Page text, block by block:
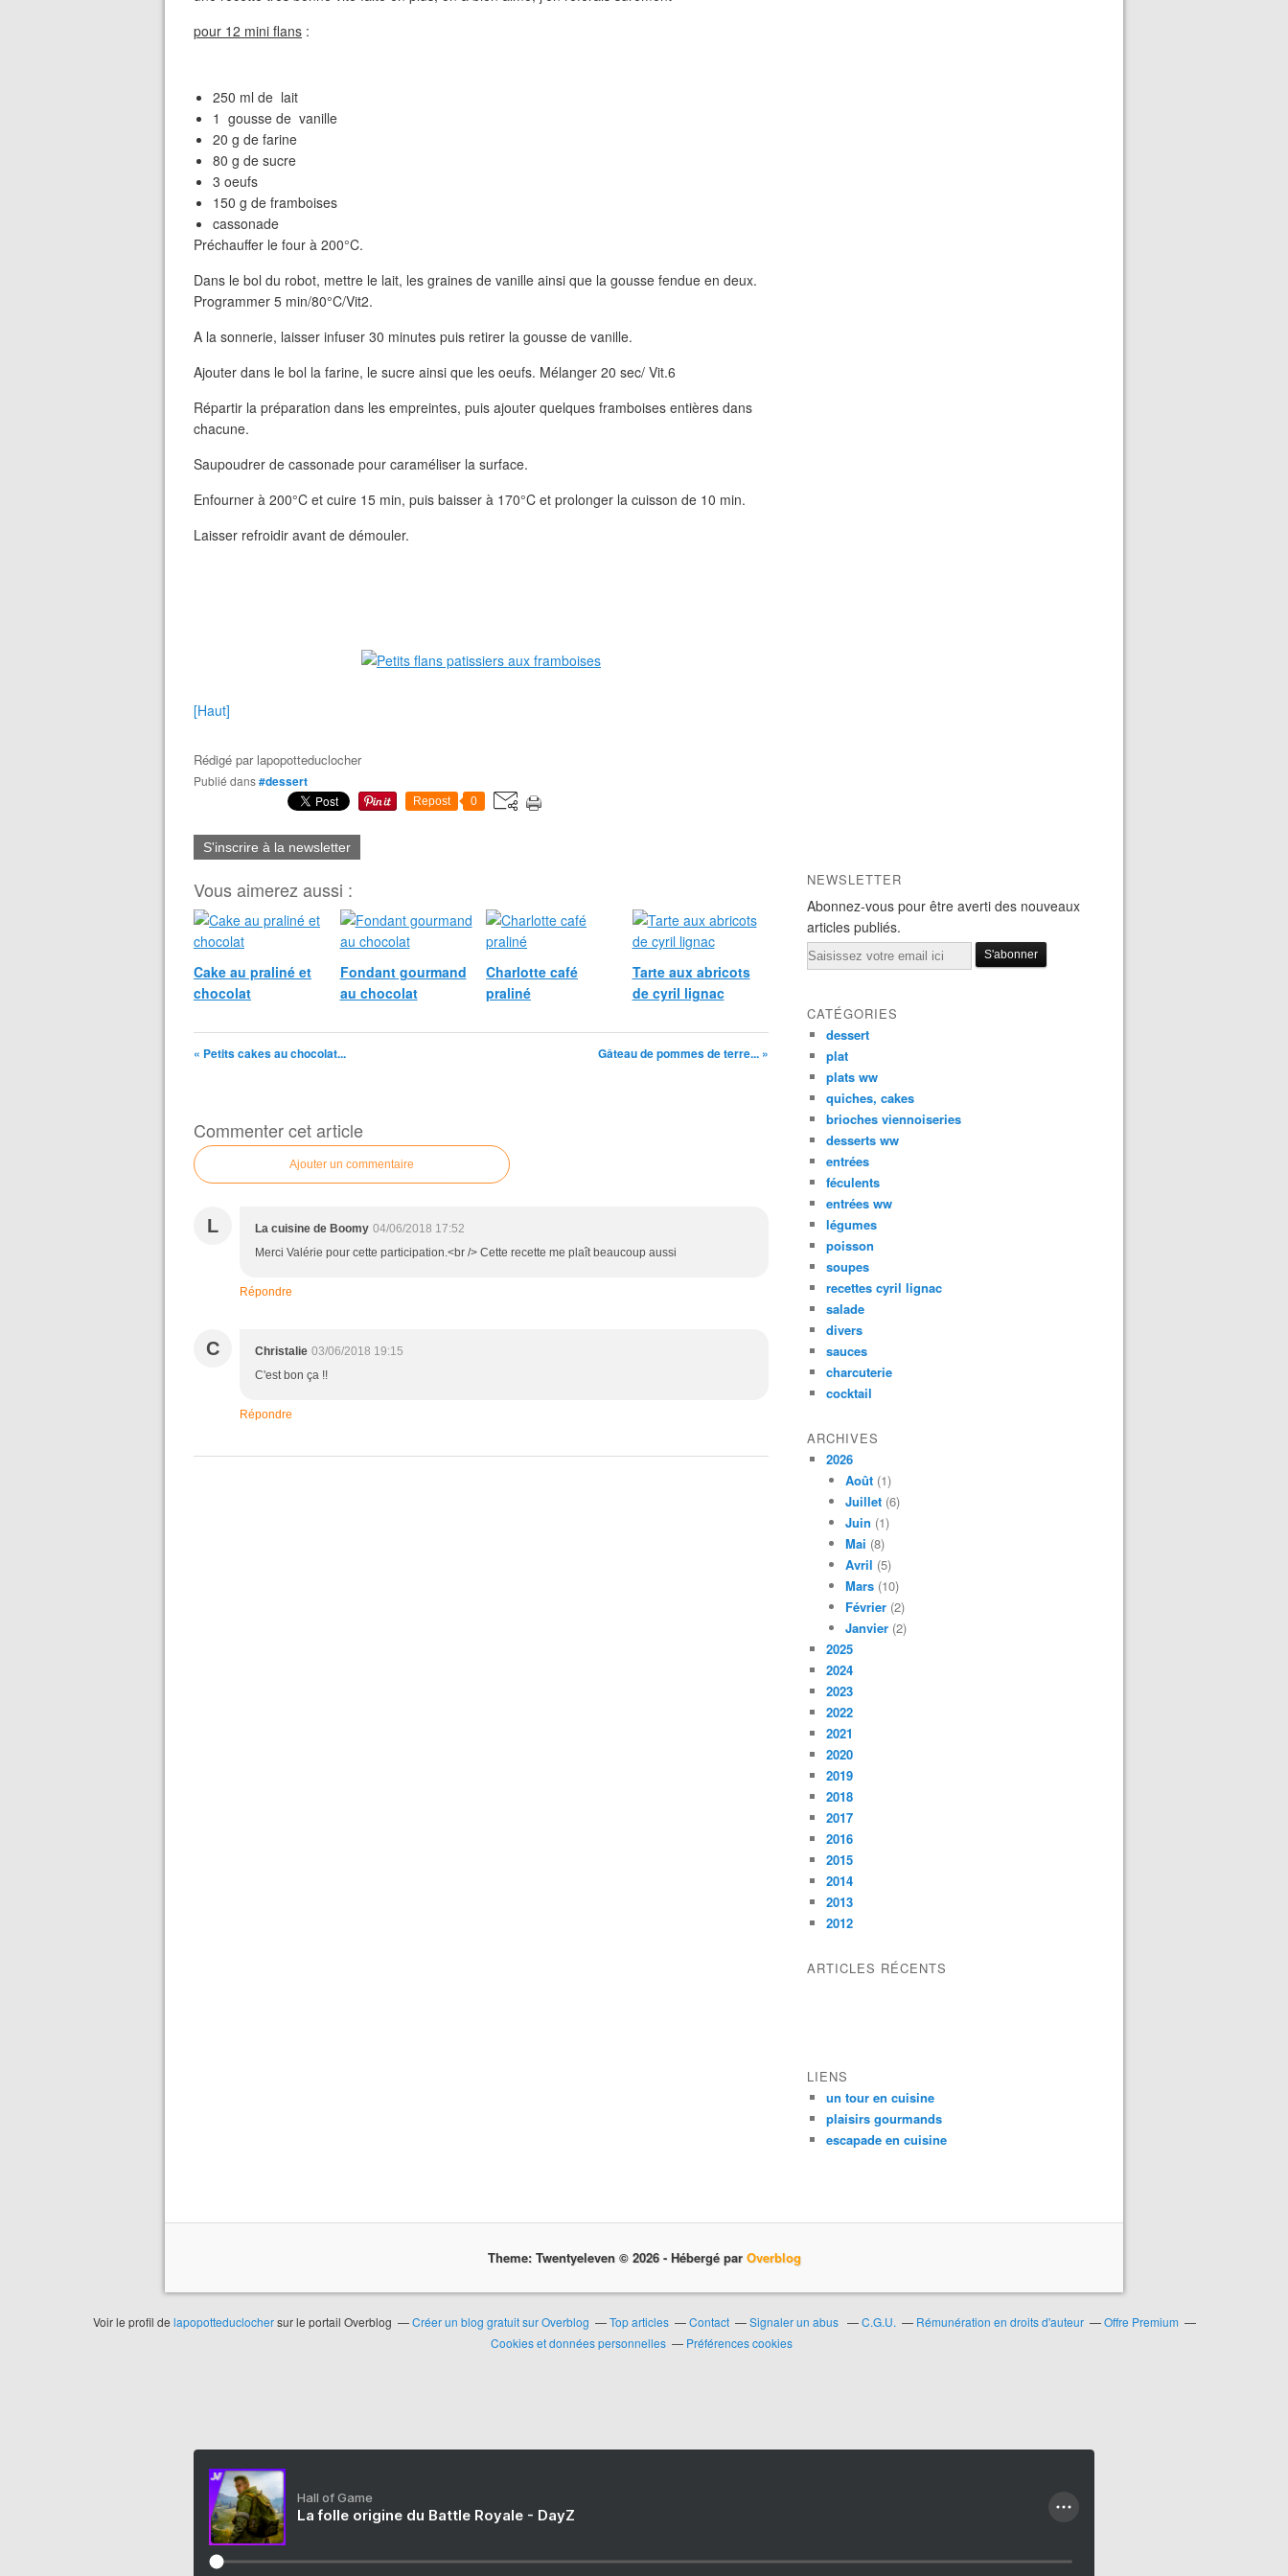
pour 12 mini flans :
250 ml de lait
1 gousse de vanille
20 g de farine
80 g de sucre
3 oeufs
150 g de framboises
cassonade
Préchauffer le four à 200°C.
Dans le bol du robot, mettre le lait, les graines de vanille ainsi que la gousse fendue en deux.
Programmer 5 min/80°C/Vit2.
A la sonnerie, laisser infuser 30 minutes puis retirer la gousse de vanille.
Ajouter dans le bol la farine, le sucre ainsi que les oeufs. Mélanger 20 sec/ Vit.6
Répartir la préparation dans les empreintes, puis ajouter quelques framboises entières dans
chacune.
Saupoudrer de cassonade pour caraméliser la surface.
Enfourner à 200°C et cuire 15 min, puis baisser à 170°C et prolonger la cuisson de 10 min.
Laisser refroidir avant de démouler.
[Haut]
Rédigé par lapopotteduclocher
Publié dans#dessert
Repost 0
S'inscrire à la newsletter
Vous aimerez aussi :
Cake au praliné et
chocolat
Fondant gourmand
au chocolat
Charlotte café
praliné
Tarte aux abricots
de cyril lignac
« Petits cakes au chocolat... Gâteau de pommes de terre... »
Commenter cet article
Ajouter un commentaire
L La cuisine de Boomy 04/06/2018 17:52
Merci Valérie pour cette participation.<br /> Cette recette me plaît beaucoup aussi
Répondre
C Christalie 03/06/2018 19:15
C'est bon ça !!
Répondre
NEWSLETTER
Abonnez-vous pour être averti des nouveaux
articles publiés.
Email
CATÉGORIES
dessert
plat
plats ww
quiches, cakes
brioches viennoiseries
desserts ww
entrées
féculents
entrées ww
légumes
poisson
soupes
recettes cyril lignac
salade
divers
sauces
charcuterie
cocktail
ARCHIVES
2026
Août (1)
Juillet (6)
Juin (1)
Mai (8)
Avril (5)
Mars (10)
Février (2)
Janvier (2)
2025
2024
2023
2022
2021
2020
2019
2018
2017
2016
2015
2014
2013
2012
ARTICLES RÉCENTS
LIENS
un tour en cuisine
plaisirs gourmands
escapade en cuisine
Theme: Twentyeleven © 2026 - Hébergé par Overblog
Voir le profil de lapopotteduclochersur le portail Overblog Créer un blog gratuit sur Overblog Top articles Contact Signaler un abus C.G.U. Rémunération en droits d'auteur
Offre Premium
Cookies et données personnelles
Préférences cookies
Hall of Game
La folle origine du Battle Royale - DayZ